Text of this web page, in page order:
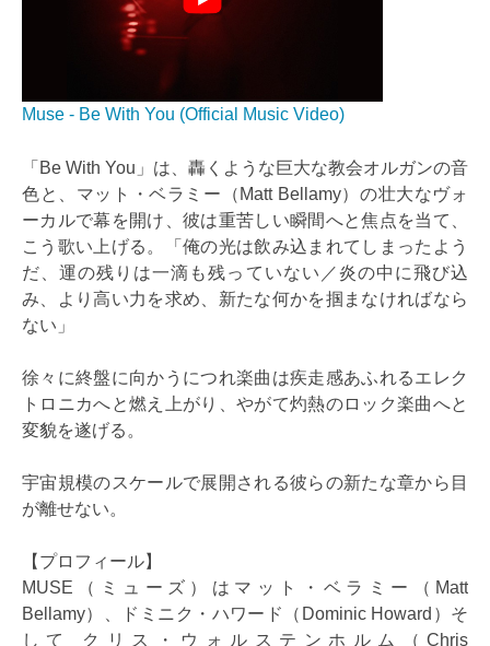
Muse - Be With You (Official Music Video)
「Be With You」は、轟くような巨大な教会オルガンの音
色と、マット・ベラミー（Matt Bellamy）の壮大なヴォ
ーカルで幕を開け、彼は重苦しい瞬間へと焦点を当て、
こう歌い上げる。「俺の光は飲み込まれてしまったよう
だ、運の残りは一滴も残っていない／炎の中に飛び込
み、より高い力を求め、新たな何かを掴まなければなら
ない」
徐々に終盤に向かうにつれ楽曲は疾走感あふれるエレク
トロニカへと燃え上がり、やがて灼熱のロック楽曲へと
変貌を遂げる。
宇宙規模のスケールで展開される彼らの新たな章から目
が離せない。
【プロフィール】
MUSE（ミューズ）はマット・ベラミー（Matt
Bellamy）、ドミニク・ハワード（Dominic Howard）そ
して クリス・ウォルステンホルム（Chris